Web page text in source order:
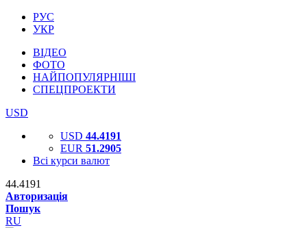
РУС
УКР
ВІДЕО
ФОТО
НАЙПОПУЛЯРНІШІ
СПЕЦПРОЕКТИ
USD
USD 44.4191
EUR 51.2905
Всі курси валют
44.4191
Авторизація
Пошук
RU